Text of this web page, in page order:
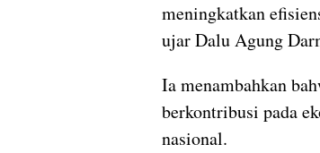
meningkatkan
ujar Dalu Agung
Ia menambahkan
berkontribusi pada
nasional.